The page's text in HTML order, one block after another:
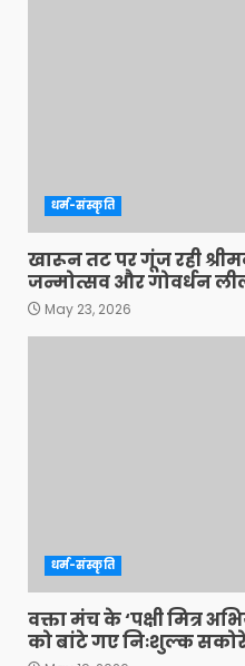
धर्म-संस्कृति
खारून तट पर गूंज रही
जन्मोत्सव और गोवर्धन
May 23, 2026
धर्म-संस्कृति
वक्ता मंच के ‘पक्षी मित्र
को बांटे गए निःशुल्क